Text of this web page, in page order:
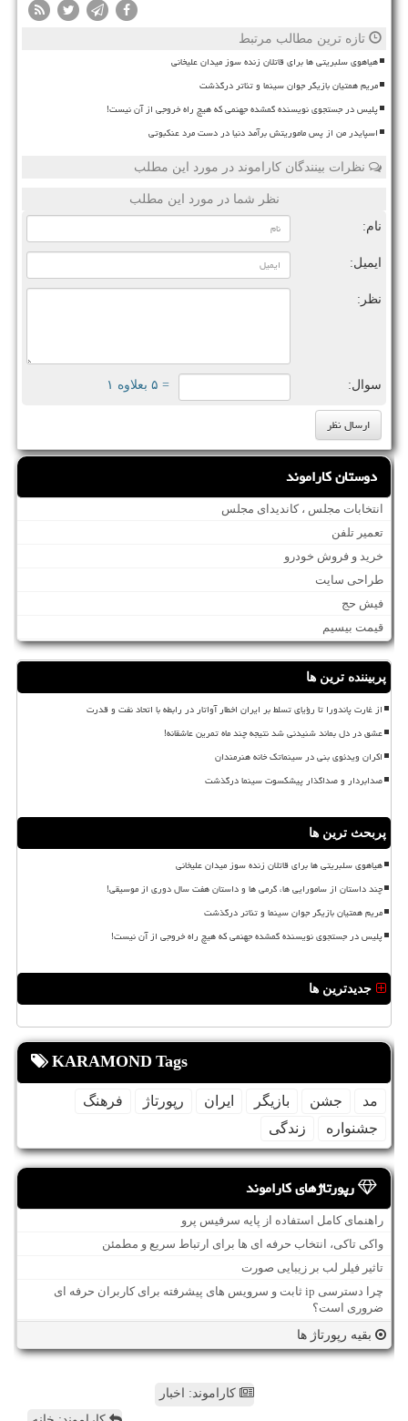
تازه ترین مطالب مرتبط
هیاهوی سلبریتی ها برای قاتلان زنده سوز میدان علیخانی
مریم همتیان بازیگر جوان سینما و تئاتر درگذشت
پلیس در جستجوی نویسنده گمشده جهنمی که هیچ راه خروجی از آن نیست!
اسپایدر من از پس ماموریتش برآمد دنیا در دست مرد عنکبوتی
نظرات بینندگان کاراموند در مورد این مطلب
نظر شما در مورد این مطلب
نام:
ایمیل:
نظر:
سوال: = ۵ بعلاوه ۱
دوستان کاراموند
انتخابات مجلس ، کاندیدای مجلس
تعمیر تلفن
خرید و فروش خودرو
طراحی سایت
فیش حج
قیمت بیسیم
پربیننده ترین ها
از غارت پاندورا تا رؤیای تسلط بر ایران اخطار آواتار در رابطه با اتحاد نفت و قدرت
عشق در دل بماند شنیدنی شد نتیجه چند ماه تمرین عاشقانه!
اکران ویدئوی بنی در سینماتک خانه هنرمندان
صدابردار و صداگذار پیشکسوت سینما درگذشت
پربحث ترین ها
هیاهوی سلبریتی ها برای قاتلان زنده سوز میدان علیخانی
چند داستان از سامورایی ها، گرمی ها و داستان هفت سال دوری از موسیقی!
مریم همتیان بازیگر جوان سینما و تئاتر درگذشت
پلیس در جستجوی نویسنده گمشده جهنمی که هیچ راه خروجی از آن نیست!
جدیدترین ها
KARAMOND Tags
مد جشن بازیگر ایران رپورتاژ
فرهنگ
جشنواره
زندگی
رپورتاژهای کاراموند
راهنمای کامل استفاده از پایه سرفیس پرو
واکی تاکی، انتخاب حرفه ای ها برای ارتباط سریع و مطمئن
تاثیر فیلر لب بر زیبایی صورت
چرا دسترسی ip ثابت و سرویس های پیشرفته برای کاربران حرفه ای
ضروری است؟
بقیه رپورتاژ ها
کاراموند: اخبار